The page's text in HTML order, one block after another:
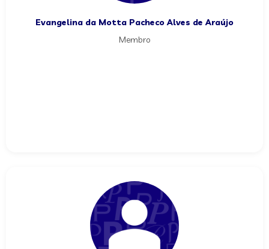
Evangelina da Motta Pacheco Alves de Araújo
Membro